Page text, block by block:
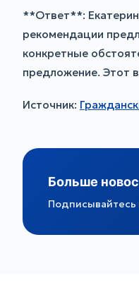
**Ответ**:
рекомендации
конкретные
предложение. Этот
Источник:
Больше
Подписывайтесь